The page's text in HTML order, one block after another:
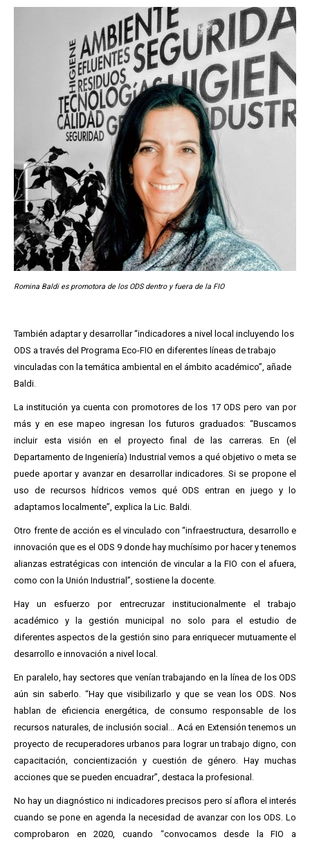
Romina Baldi es promotora de los ODS dentro y fuera de la FIO
También adaptar y desarrollar “indicadores a nivel local incluyendo los
ODS a través del Programa Eco-FIO en diferentes líneas de trabajo
vinculadas con la temática ambiental en el ámbito académico”, añade
Baldi.
La institución ya cuenta con promotores de los 17 ODS pero van por
más y en ese mapeo ingresan los futuros graduados: “Buscamos
incluir esta visión en el proyecto final de las carreras. En (el
Departamento de Ingeniería) Industrial vemos a qué objetivo o meta se
puede aportar y avanzar en desarrollar indicadores. Si se propone el
uso de recursos hídricos vemos qué ODS entran en juego y lo
adaptamos localmente”, explica la Lic. Baldi.
Otro frente de acción es el vinculado con “infraestructura, desarrollo e
innovación que es el ODS 9 donde hay muchísimo por hacer y tenemos
alianzas estratégicas con intención de vincular a la FIO con el afuera,
como con la Unión Industrial”, sostiene la docente.
Hay un esfuerzo por entrecruzar institucionalmente el trabajo
académico y la gestión municipal no solo para el estudio de
diferentes aspectos de la gestión sino para enriquecer mutuamente el
desarrollo e innovación a nivel local.
En paralelo, hay sectores que venían trabajando en la línea de los ODS
aún sin saberlo. “Hay que visibilizarlo y que se vean los ODS. Nos
hablan de eficiencia energética, de consumo responsable de los
recursos naturales, de inclusión social... Acá en Extensión tenemos un
proyecto de recuperadores urbanos para lograr un trabajo digno, con
capacitación, concientización y cuestión de género. Hay muchas
acciones que se pueden encuadrar”, destaca la profesional.
No hay un diagnóstico ni indicadores precisos pero sí aflora el interés
cuando se pone en agenda la necesidad de avanzar con los ODS. Lo
comprobaron en 2020, cuando “convocamos desde la FIO a